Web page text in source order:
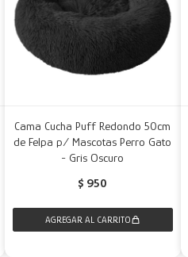
Cama Cucha Puff Redondo 50cm
de Felpa p/ Mascotas Perro Gato
- Gris Oscuro
$ 950